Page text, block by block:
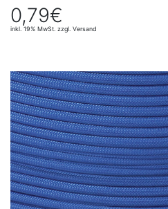
0,79€
inkl. 19% MwSt. zzgl. Versand